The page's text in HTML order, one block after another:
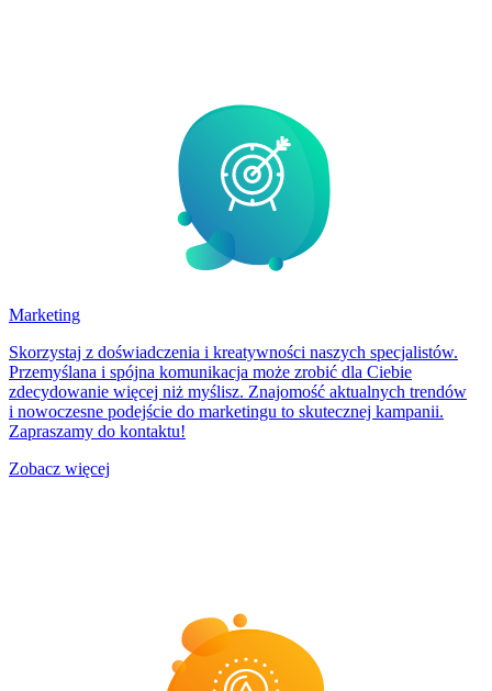
Marketing
Skorzystaj z doświadczenia i kreatywności naszych specjalistów.
Przemyślana i spójna komunikacja może zrobić dla Ciebie
zdecydowanie więcej niż myślisz. Znajomość aktualnych trendów
i nowoczesne podejście do marketingu to skutecznej kampanii.
Zapraszamy do kontaktu!
Zobacz więcej